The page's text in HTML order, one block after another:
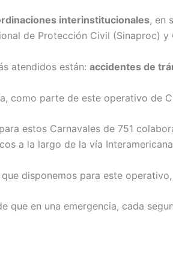
interinstitucionales, en
de Protección Civil (Sinaproc) y
atendidos están: accidentes de
como parte de este operativo de
estos Carnavales de 751
a la largo de la vía
disponemos para este
que en una emergencia, cada